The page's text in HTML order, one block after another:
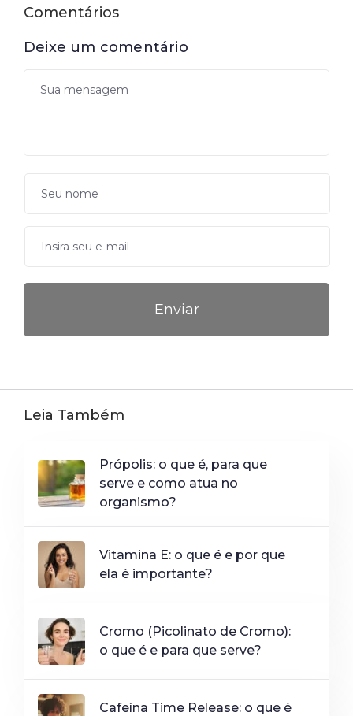
Comentários
Deixe um comentário
Leia Também
Própolis: o que é, para que
serve e como atua no
organismo?
Vitamina E: o que é e por que
ela é importante?
Cromo (Picolinato de Cromo):
o que é e para que serve?
Cafeína Time Release: o que é